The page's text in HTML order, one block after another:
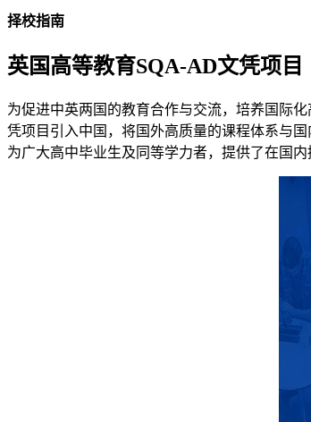
择校指南
英国高等教育SQA-AD文凭项目
为促进中英两国的教育合作与交流，培养国际
凭项目引入中国，将国外高质量的课程体系与
为广大高中毕业生及同等学力者，提供了在国